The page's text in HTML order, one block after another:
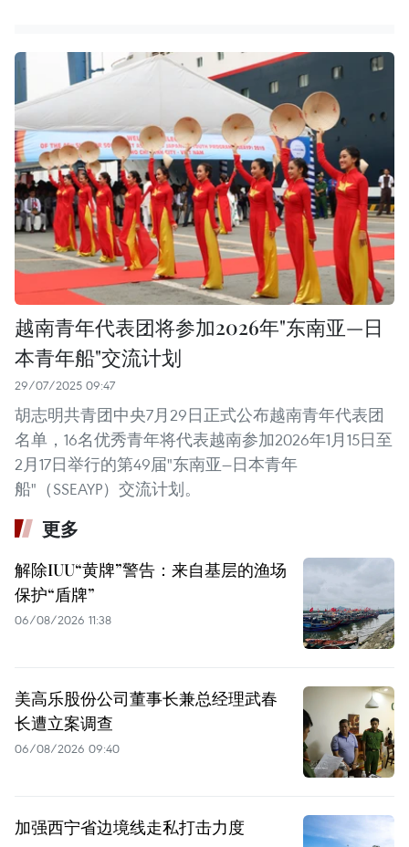
越南青年代表团将参加2026年"东南亚—日
本青年船"交流计划
29/07/2025 09:47
胡志明共青团中央7月29日正式公布越南青年代表团
名单，16名优秀青年将代表越南参加2026年1月15日至
2月17日举行的第49届"东南亚—日本青年
船"（SSEAYP）交流计划。
更多
解除IUU“黄牌”警告：来自基层的渔场
保护“盾牌”
06/08/2026 11:38
美高乐股份公司董事长兼总经理武春
长遭立案调查
06/08/2026 09:40
加强西宁省边境线走私打击力度